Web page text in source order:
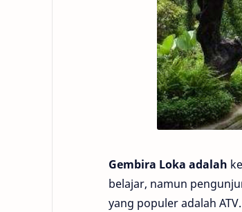
Gembira Loka adalah
belajar, namun
yang populer adalah ATV.